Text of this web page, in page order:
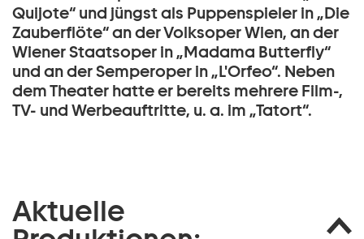
Quijote“ und jüngst als Puppenspieler in „Die
Zauberflöte“ an der Volksoper Wien, an der
Wiener Staatsoper in „Madama Butterfly“
und an der Semperoper in „L'Orfeo“. Neben
dem Theater hatte er bereits mehrere Film-,
TV- und Werbeauftritte, u. a. im „Tatort“.
Aktuelle